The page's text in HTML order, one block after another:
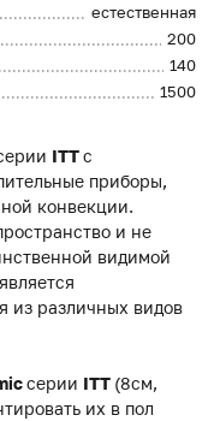
естественная
200
140
1500
ITTс
приборы,
конвекции.
и не
видимой
из различных видов
серии ITT (8см,
их в пол